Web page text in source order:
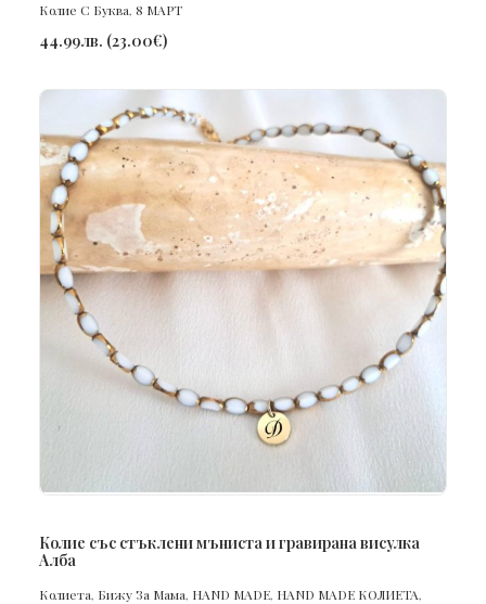
Колие С Буква, 8 МАРТ
44.99лв. (23.00€)
ПОРЪЧАЙ
Колие със стъклени мъниста и гравирана висулка
Алба
Колиета, Бижу За Мама, HAND MADE, HAND MADE КОЛИЕТА,